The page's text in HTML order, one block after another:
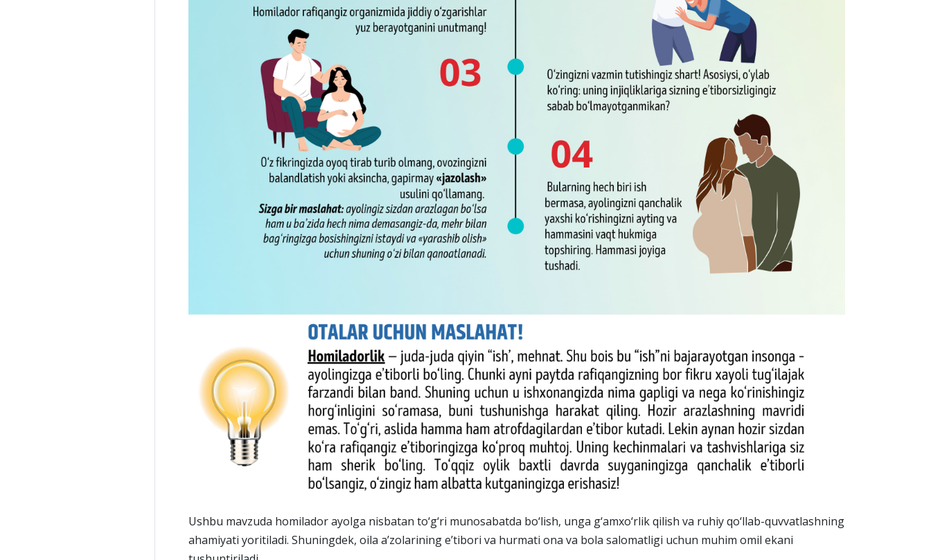
Ushbu mavzuda homilador ayolga nisbatan to‘g‘ri munosabatda bo‘lish, unga g‘amxo‘rlik qilish va ruhiy qo‘llab-quvvatlashning
ahamiyati yoritiladi. Shuningdek, oila a’zolarining e’tibori va hurmati ona va bola salomatligi uchun muhim omil ekani